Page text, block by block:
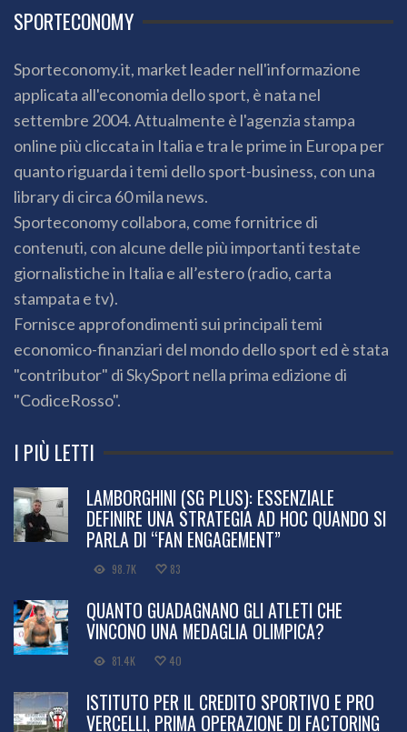
SPORTECONOMY
Sporteconomy.it, market leader nell'informazione
applicata all'economia dello sport, è nata nel
settembre 2004. Attualmente è l'agenzia stampa
online più cliccata in Italia e tra le prime in Europa per
quanto riguarda i temi dello sport-business, con una
library di circa 60 mila news.
Sporteconomy collabora, come fornitrice di
contenuti, con alcune delle più importanti testate
giornalistiche in Italia e all’estero (radio, carta
stampata e tv).
Fornisce approfondimenti sui principali temi
economico-finanziari del mondo dello sport ed è stata
"contributor" di SkySport nella prima edizione di
"CodiceRosso".
I PIÙ LETTI
LAMBORGHINI (SG PLUS): ESSENZIALE
DEFINIRE UNA STRATEGIA AD HOC QUANDO SI
PARLA DI “FAN ENGAGEMENT”
98.7K 83
QUANTO GUADAGNANO GLI ATLETI CHE
VINCONO UNA MEDAGLIA OLIMPICA?
81.4K 40
ISTITUTO PER IL CREDITO SPORTIVO E PRO
VERCELLI, PRIMA OPERAZIONE DI FACTORING